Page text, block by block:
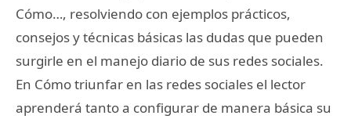
Cómo…, resolviendo con ejemplos prácticos,
consejos y técnicas básicas las dudas que pueden
surgirle en el manejo diario de sus redes sociales.
En Cómo triunfar en las redes sociales el lector
aprenderá tanto a configurar de manera básica su